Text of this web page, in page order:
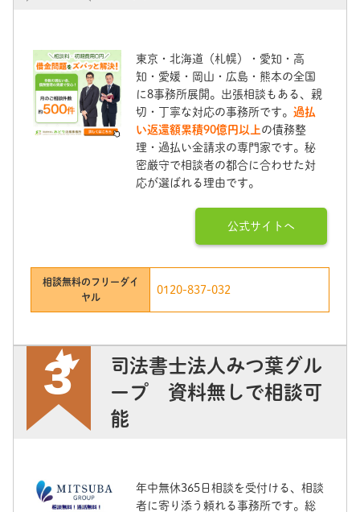
東京・北海道（札幌）・愛知・高
知・愛媛・岡山・広島・熊本の全国
に8事務所展開。出張相談もある、親
切・丁寧な対応の事務所です。過払
い返還額累積90億円以上 の債務整
理・過払い金請求の専門家です。秘
密厳守で相談者の都合に合わせた対
応が選ばれる理由です。
公式サイトへ
相談無料のフリーダイ
ヤル
0120-837-032
司法書士法人みつ葉グル
ープ 資料無しで相談可
能
年中無休365日相談を受付ける、相談
者に寄り添う頼れる事務所です。総